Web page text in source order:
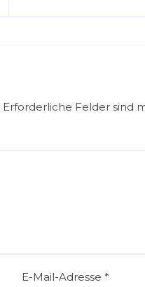
Erforderliche Felder sind
E-Mail-Adresse *